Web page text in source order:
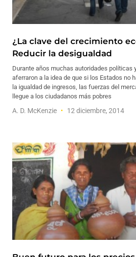
¿La clave del crecimiento
Reducir la desigualdad
Durante años muchas autoridades políticas
aferraron a la idea de que si los Estados no
la igualdad de ingresos, las fuerzas del
llegue a los ciudadanos más pobres
A. D. McKenzie 12 diciembre, 2014